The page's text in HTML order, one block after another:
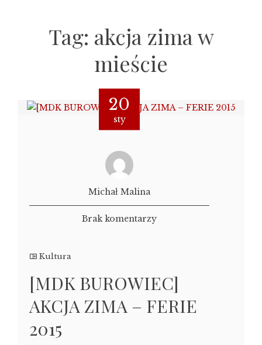
Tag: akcja zima w
mieście
20
sty
Michał Malina
Brak komentarzy
Kultura
[MDK BUROWIEC]
AKCJA ZIMA – FERIE
2015